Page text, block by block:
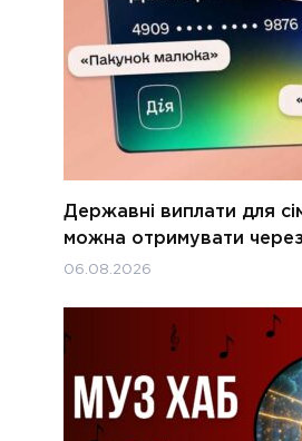
Державні виплати для
можна отримувати
06.08.2026